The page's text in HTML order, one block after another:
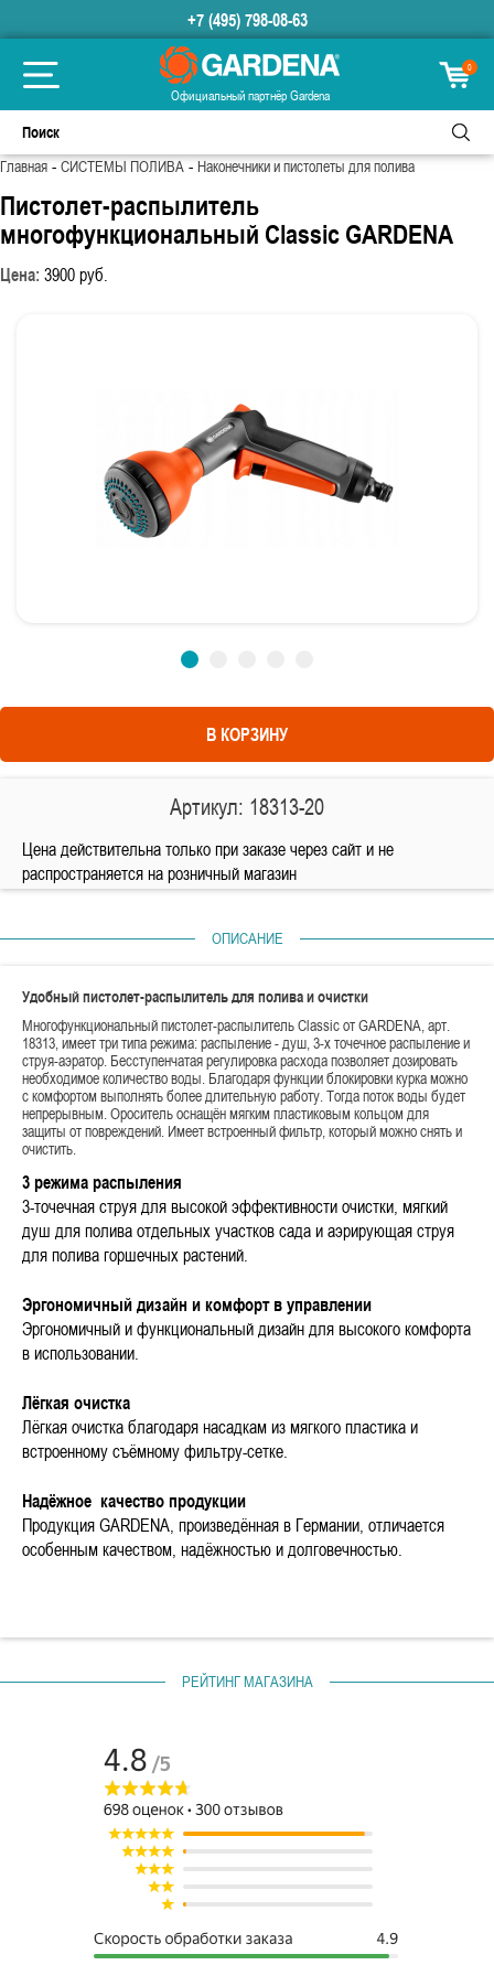
+7 (495) 798-08-63
Официальный партнёр Gardena
0
Главная-СИСТЕМЫ ПОЛИВА-Наконечники и пистолеты для полива
Пистолет-распылитель
многофункциональный Classic GARDENA
Цена: 3900руб.
В КОРЗИНУ
Артикул: 18313-20
Цена действительна только при заказе через сайт и не
распространяется на розничный магазин
ОПИСАНИЕ
Удобный пистолет-распылитель для полива и очистки
Многофункциональный пистолет-распылитель Classic от GARDENA, арт.
18313, имеет три типа режима: распыление - душ, 3-х точечное распыление и
струя-аэратор. Бесступенчатая регулировка расхода позволяет дозировать
необходимое количество воды. Благодаря функции блокировки курка можно
с комфортом выполнять более длительную работу. Тогда поток воды будет
непрерывным. Ороситель оснащён мягким пластиковым кольцом для
защиты от повреждений. Имеет встроенный фильтр, который можно снять и
очистить.
3 режима распыления
3-точечная струя для высокой эффективности очистки, мягкий
душ для полива отдельных участков сада и аэрирующая струя
для полива горшечных растений.
Эргономичный дизайн и комфорт в управлении
Эргономичный и функциональный дизайн для высокого комфорта
в использовании.
Лёгкая очистка
Лёгкая очистка благодаря насадкам из мягкого пластика и
встроенному съёмному фильтру-сетке.
Надёжное качество продукции
Продукция GARDENA, произведённая в Германии, отличается
особенным качеством, надёжностью и долговечностью.
РЕЙТИНГ МАГАЗИНА